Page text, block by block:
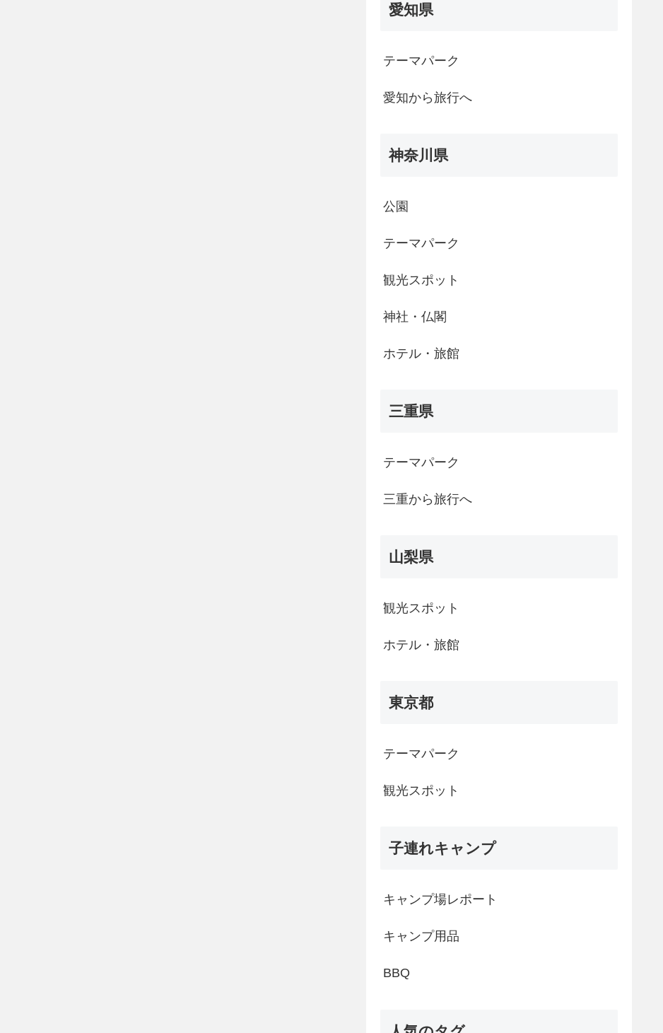
愛知県
テーマパーク
愛知から旅行へ
神奈川県
公園
テーマパーク
観光スポット
神社・仏閣
ホテル・旅館
三重県
テーマパーク
三重から旅行へ
山梨県
観光スポット
ホテル・旅館
東京都
テーマパーク
観光スポット
子連れキャンプ
キャンプ場レポート
キャンプ用品
BBQ